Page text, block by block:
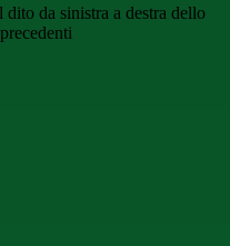
da sinistra a destra dello